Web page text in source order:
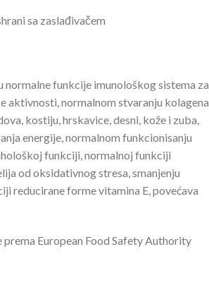
sa zaslađivačem
funkcije imunološkog sistema za
aktivnosti, normalnom stvaranju kolagena
kostiju, hrskavice, desni, kože i zuba,
energije, normalnom funkcionisanju
funkciji, normalnoj funkciji
od oksidativnog stresa, smanjenju
reducirane forme vitamina E, povećava
European Food Safety Authority